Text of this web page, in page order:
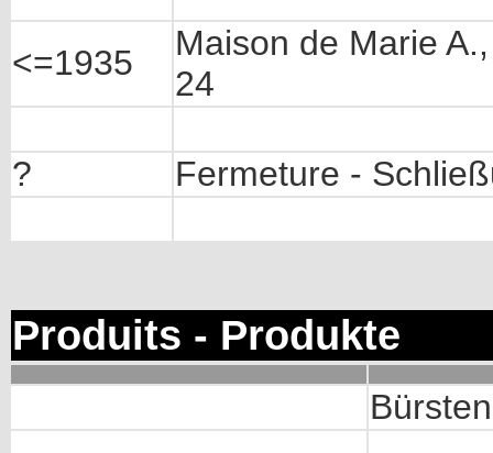
<=1935
Maison de Marie
24
? Fermeture -
Produits - Produkte
Bürsten